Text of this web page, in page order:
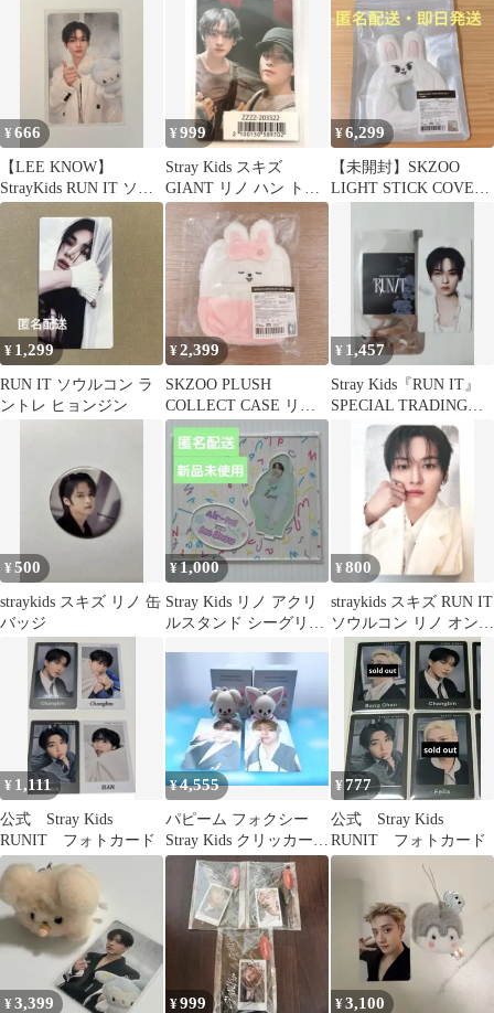
¥666
【LEE KNOW】
StrayKids RUN IT ソウ
ルコン 購入特典
¥999
Stray Kids スキズ
GIANT リノ ハン トレ
カ フォトカード
¥6,299
【未開封】SKZOO
LIGHT STICK COVER
¥ 1,299
RUN IT ソウルコン ラ
ントレ ヒョンジン
¥2,399
SKZOO PLUSH
COLLECT CASE リー
ビット leebit リノ
¥ 1,457
Stray Kids『RUN IT』
SPECIAL TRADING
CARD
¥500
straykids スキズ リノ 缶
バッジ
¥1,000
Stray Kids リノ アクリ
ルスタンド シーグリ
¥800
straykids スキズ RUN IT
ソウルコン リノ オンラ
イン トレカ
¥ 1,111
公式 Stray Kids
RUNIT フォトカード
¥4,555
パピーム フォクシー
Stray Kids クリッカーキ
ーリングトレカセット
¥777
公式 Stray Kids
RUNIT フォトカード
¥3,399 ¥999 ¥3,100